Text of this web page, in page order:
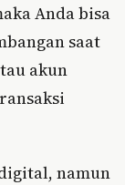
Anda bisa
saat
akun
namun